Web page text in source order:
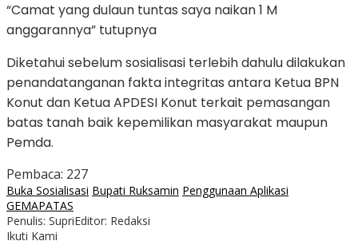
“Camat yang dulaun tuntas saya naikan 1 M
anggarannya” tutupnya
Diketahui sebelum sosialisasi terlebih dahulu dilakukan
penandatanganan fakta integritas antara Ketua BPN
Konut dan Ketua APDESI Konut terkait pemasangan
batas tanah baik kepemilikan masyarakat maupun
Pemda.
Pembaca: 227
Buka Sosialisasi Bupati Ruksamin Penggunaan Aplikasi
GEMAPATAS
Penulis: SupriEditor: Redaksi
Ikuti Kami